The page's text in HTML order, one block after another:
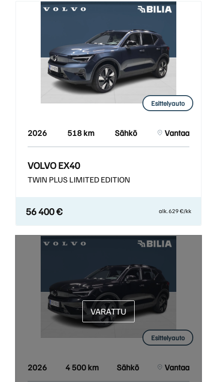
Esittelyauto
2026 518 km Sähkö Vantaa
VOLVO EX40
TWIN PLUS LIMITED EDITION
56 400 € alk. 629 €/kk
Esittelyauto
2026 4 500 km Sähkö Vantaa
VARATTU